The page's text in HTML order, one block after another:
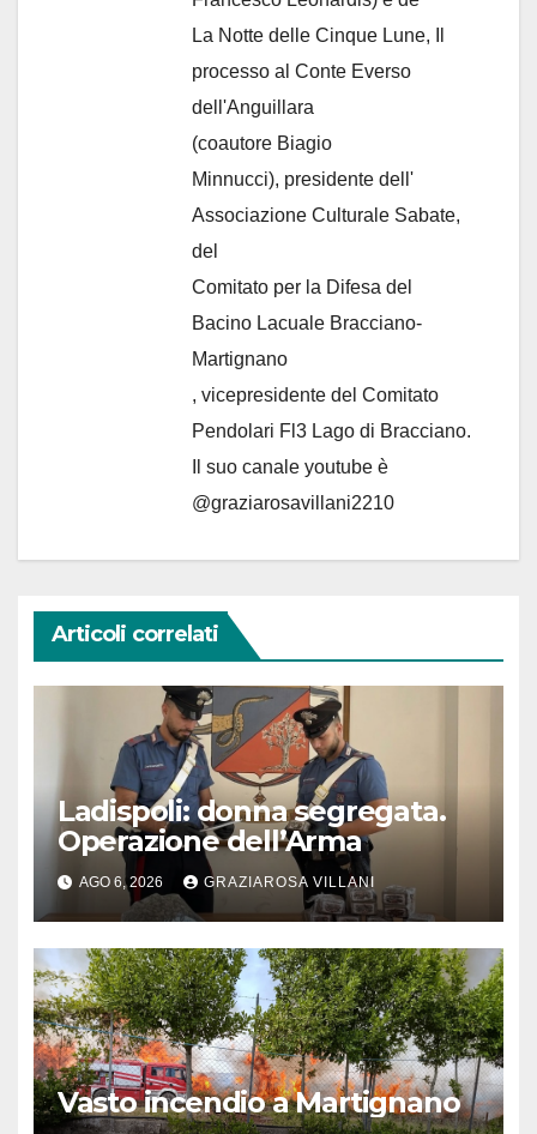
La Notte delle Cinque Lune, Il
processo al Conte Everso
dell'Anguillara
(coautore Biagio
Minnucci), presidente dell'
Associazione Culturale Sabate,
del
Comitato per la Difesa del
Bacino Lacuale Bracciano-
Martignano
, vicepresidente del Comitato
Pendolari Fl3 Lago di Bracciano.
Il suo canale youtube è
@graziarosavillani2210
Articoli correlati
Ladispoli: donna segregata.
Operazione dell’Arma
AGO 6, 2026 GRAZIAROSA VILLANI
Vasto incendio a Martignano